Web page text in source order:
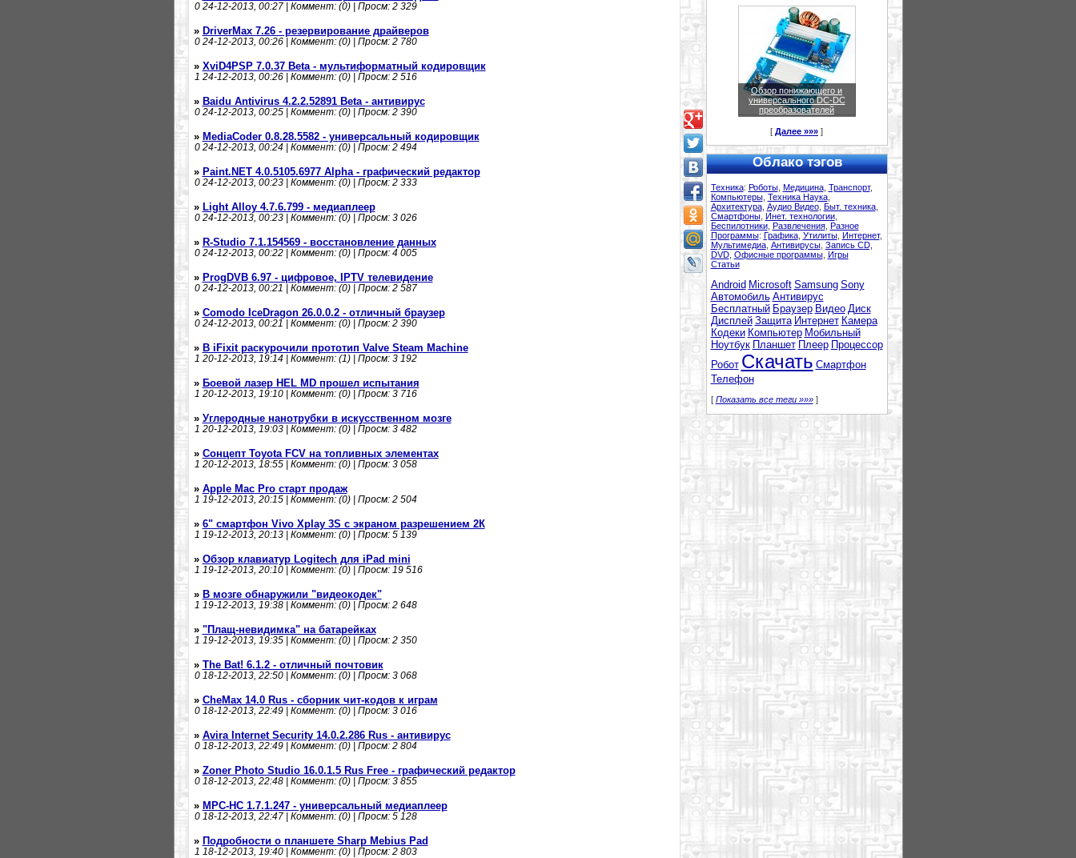
024-12-2013, 00:27 | Коммент: (0) | Просм: 2 329
» DriverMax 7.26 - резервирование драйверов
024-12-2013, 00:26 | Коммент: (0) | Просм: 2 780
» XviD4PSP 7.0.37 Beta - мультиформатный кодировщик
1 24-12-2013, 00:26 | Коммент: (0) | Просм: 2 516
» Baidu Antivirus 4.2.2.52891 Beta - антивирус
024-12-2013, 00:25 | Коммент: (0) | Просм: 2 390
» MediaCoder 0.8.28.5582 - универсальный кодировщик
024-12-2013, 00:24 | Коммент: (0) | Просм: 2 494
» Paint.NET 4.0.5105.6977 Alpha - графический редактор
024-12-2013, 00:23 | Коммент: (0) | Просм: 2 333
» Light Alloy 4.7.6.799 - медиаплеер
024-12-2013, 00:23 | Коммент: (0) | Просм: 3 026
» R-Studio 7.1.154569 - восстановление данных
024-12-2013, 00:22 | Коммент: (0) | Просм: 4 005
» ProgDVB 6.97 - цифровое, IPTV телевидение
024-12-2013, 00:21 | Коммент: (0) | Просм: 2 587
» Comodo IceDragon 26.0.0.2 - отличный браузер
024-12-2013, 00:21 | Коммент: (0) | Просм: 2 390
» В iFixit раскурочили прототип Valve Steam Machine
1 20-12-2013, 19:14 | Коммент: (1) | Просм: 3 192
» Боевой лазер HEL MD прошел испытания
1 20-12-2013, 19:10 | Коммент: (0) | Просм: 3 716
» Углеродные нанотрубки в искусственном мозге
1 20-12-2013, 19:03 | Коммент: (0) | Просм: 3 482
» Сонцепт Toyota FCV на топливных элементах
1 20-12-2013, 18:55 | Коммент: (0) | Просм: 3 058
» Apple Mac Pro старт продаж
1 19-12-2013, 20:15 | Коммент: (0) | Просм: 2 504
» 6" смартфон Vivo Xplay 3S с экраном разрешением 2К
1 19-12-2013, 20:13 | Коммент: (0) | Просм: 5 139
» Обзор клавиатур Logitech для iPad mini
1 19-12-2013, 20:10 | Коммент: (0) | Просм: 19 516
» В мозге обнаружили "видеокодек"
1 19-12-2013, 19:38 | Коммент: (0) | Просм: 2 648
» "Плащ-невидимка" на батарейках
1 19-12-2013, 19:35 | Коммент: (0) | Просм: 2 350
» The Bat! 6.1.2 - отличный почтовик
018-12-2013, 22:50 | Коммент: (0) | Просм: 3 068
» CheMax 14.0 Rus - сборник чит-кодов к играм
018-12-2013, 22:49 | Коммент: (0) | Просм: 3 016
» Avira Internet Security 14.0.2.286 Rus - антивирус
018-12-2013, 22:49 | Коммент: (0) | Просм: 2 804
» Zoner Photo Studio 16.0.1.5 Rus Free - графический редактор
018-12-2013, 22:48 | Коммент: (0) | Просм: 3 855
» MPC-HC 1.7.1.247 - универсальный медиаплеер
018-12-2013, 22:47 | Коммент: (0) | Просм: 5 128
» Подробности о планшете Sharp Mebius Pad
1 18-12-2013, 19:40 | Коммент: (0) | Просм: 2 803
Обзор понижающего и
универсального DC-DC
преобразователей
[ Далее »»» ]
Облако тэгов
Техника: Роботы, Медицина, Транспорт,
Компьютеры, Техника Наука,
Архитектура, Аудио Видео, Быт. техника,
Смартфоны, Инет. технологии,
Беспилотники, Развлечения, Разное
Программы: Графика, Утилиты, Интернет,
Мультимедиа, Антивирусы, Запись CD,
DVD, Офисные программы, Игры
Статьи
Android Microsoft Samsung Sony
Автомобиль Антивирус
Бесплатный Браузер Видео Диск
Дисплей Защита Интернет Камера
Кодеки Компьютер Мобильный
Ноутбук Планшет Плеер Процессор
Робот Скачать Смартфон
Телефон
[ Показать все теги »»»]